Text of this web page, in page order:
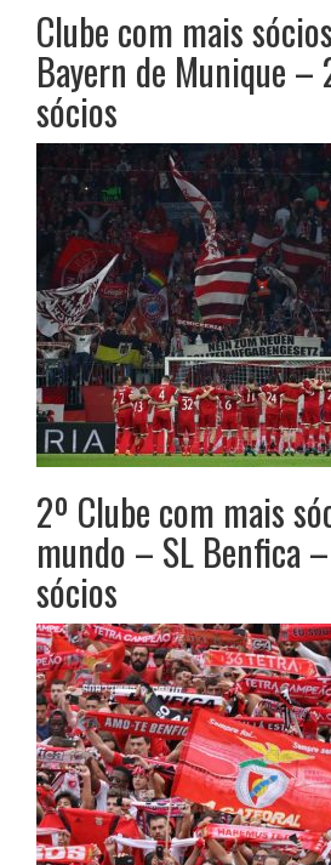
Clube com mais
Bayern de Munique
sócios
2º Clube com mais
mundo – SL Benfica
sócios